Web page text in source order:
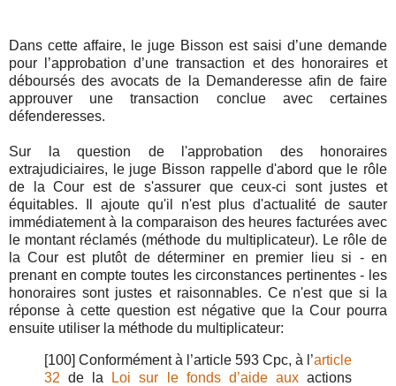
Dans cette affaire, le juge Bisson est saisi d’une demande
pour l’approbation d’une transaction et des honoraires et
déboursés des avocats de la Demanderesse afin de faire
approuver une transaction conclue avec certaines
défenderesses.
Sur la question de l'approbation des honoraires
extrajudiciaires, le juge Bisson rappelle d'abord que le rôle
de la Cour est de s'assurer que ceux-ci sont justes et
équitables. Il ajoute qu'il n'est plus d'actualité de sauter
immédiatement à la comparaison des heures facturées avec
le montant réclamés (méthode du multiplicateur). Le rôle de
la Cour est plutôt de déterminer en premier lieu si - en
prenant en compte toutes les circonstances pertinentes - les
honoraires sont justes et raisonnables. Ce n'est que si la
réponse à cette question est négative que la Cour pourra
ensuite utiliser la méthode du multiplicateur:
[100] Conformément à l’article 593 Cpc, à l’article
32 de la Loi sur le fonds d’aide auxactions